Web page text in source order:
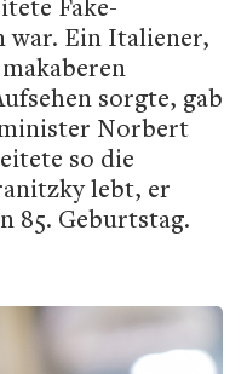
Fake-
war. Ein Italiener,
sorgte, gab
Norbert
so die
lebt, er
85. Geburtstag.